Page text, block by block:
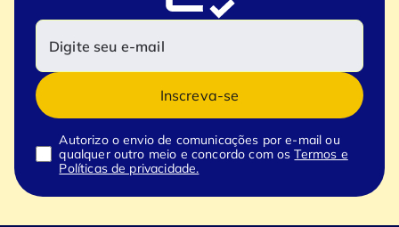
Inscreva-se
Autorizo o envio de comunicações por e-mail ou
qualquer outro meio e concordo com osTermos e
Políticas de privacidade.